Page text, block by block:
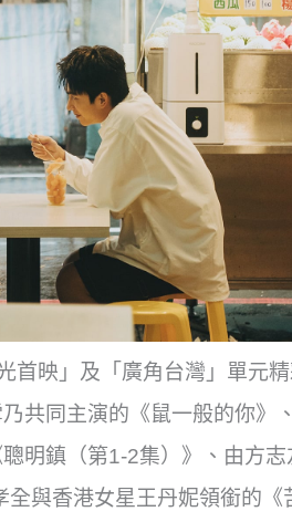
首映」及「廣角台灣」單元
共同主演的《鼠一般的你》
明鎮（第1-2集）》、由方
與香港女星王丹妮領銜的《